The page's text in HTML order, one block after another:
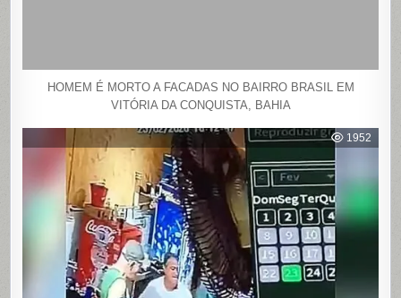
HOMEM É MORTO A FACADAS NO BAIRRO BRASIL EM
VITÓRIA DA CONQUISTA, BAHIA
1952